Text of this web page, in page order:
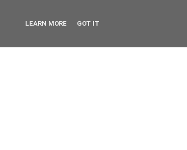
LEARN MORE GOT IT